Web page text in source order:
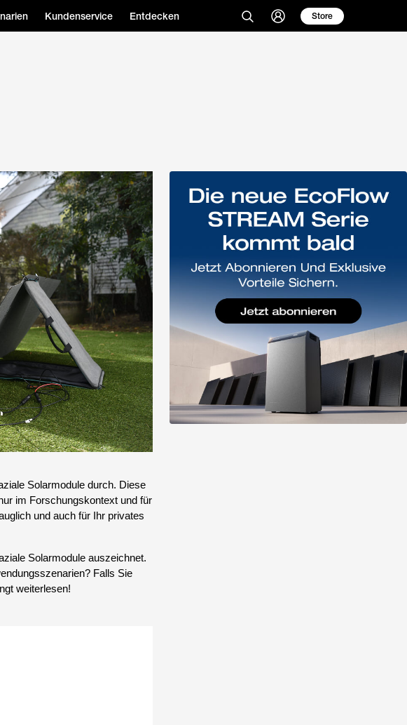
Kundenservice Entdecken Store
Solarmodule durch. Diese
im Forschungskontext und für
und auch für Ihr privates
Solarmodule auszeichnet.
Falls Sie
weiterlesen!